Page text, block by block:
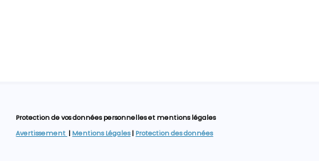
Protection de vos données personnelles et mentions légales
Avertissement | Mentions Légales| Protection des données